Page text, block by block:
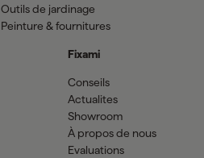
Outils de jardinage
Peinture & fournitures
Fixami
Conseils
Actualites
Showroom
À propos de nous
Evaluations